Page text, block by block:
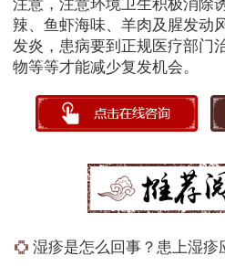
注意，注意环境卫生积极消除
辣、鱼虾海味、羊肉及腥发动
发炎，患病要到正规医疗部门
物等等才能减少复发机会。
湿疹是怎么回事？患上湿疹